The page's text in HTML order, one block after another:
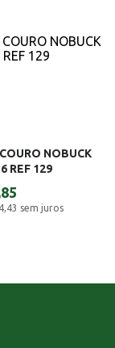
NOBUCK
REF 129
sem juros